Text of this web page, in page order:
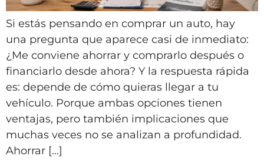
Si estás pensando en comprar un auto, hay
una pregunta que aparece casi de inmediato:
¿Me conviene ahorrar y comprarlo después o
financiarlo desde ahora? Y la respuesta rápida
es: depende de cómo quieras llegar a tu
vehículo. Porque ambas opciones tienen
ventajas, pero también implicaciones que
muchas veces no se analizan a profundidad.
Ahorrar […]